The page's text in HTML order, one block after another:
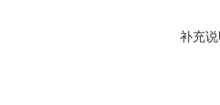
补充说